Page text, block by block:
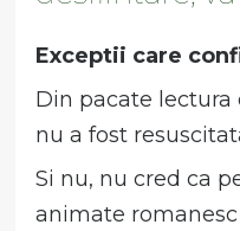
Exceptii care
Din pacate
nu a fost
Si nu, nu cred ca
animate